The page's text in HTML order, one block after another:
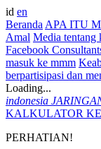
id en
Beranda APA ITU
Amal Media tentang
Facebook
masuk ke mmm
berpartisipasi dan
Loading...
indonesia
KALKULATOR
PERHATIAN!